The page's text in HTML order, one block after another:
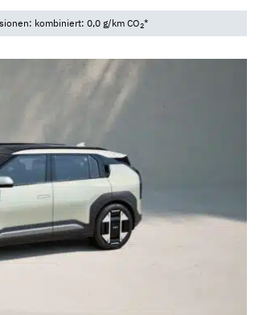
kombiniert: 0,0 g/km CO2*